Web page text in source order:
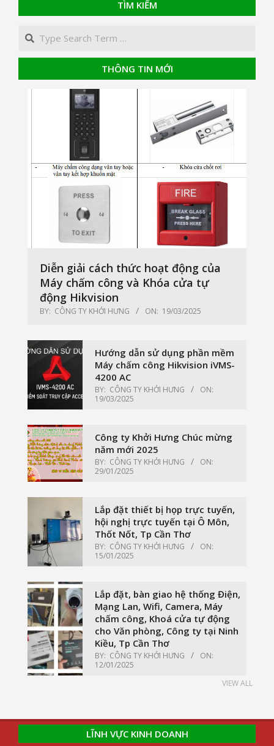
TÌM KIẾM
Search
THÔNG TIN MỚI
Diễn giải cách thức hoạt động của
Máy chấm công và Khóa cửa tự
động Hikvision
BY: CÔNG TY KHỞI HƯNG ON: 19/03/2025
Hướng dẫn sử dụng phần mềm
Máy chấm công Hikvision iVMS-
4200 AC
BY: CÔNG TY KHỞI HƯNG
ON:
19/03/2025
Công ty Khởi Hưng Chúc mừng
năm mới 2025
BY: CÔNG TY KHỞI HƯNG
ON:
29/01/2025
Lắp đặt thiết bị họp trực tuyến,
hội nghị trực tuyến tại Ô Môn,
Thốt Nốt, Tp Cần Thơ
BY: CÔNG TY KHỞI HƯNG
ON:
15/01/2025
Lắp đặt, bàn giao hệ thống Điện,
Mạng Lan, Wifi, Camera, Máy
chấm công, Khoá cửa tự động
cho Văn phòng, Công ty tại Ninh
Kiều, Tp Cần Thơ
BY: CÔNG TY KHỞI HƯNG
ON:
12/01/2025
VIEW ALL
LĨNH VỰC KINH DOANH